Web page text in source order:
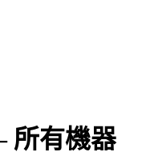
所有機器